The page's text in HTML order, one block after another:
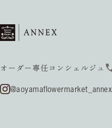
オーダー専任コンシェルジュ
@aoyamaflowermarket_annex